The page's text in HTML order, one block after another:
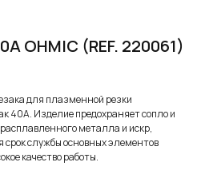
OHMIC (REF. 220061)
для плазменной резки
40A. Изделие предохраняет сопло и
металла и искр,
срок службы основных элементов
качество работы.